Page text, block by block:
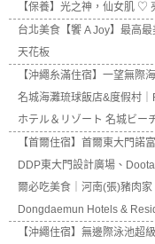
【保養】光之神，仙女肌 ♡
台北美食【饗 A Joy】最高
天花板
【沖繩糸滿住宿】一望無際
名城海灘琉球飯店&度假村
ホテル＆リゾート 名城ビー
【首爾住宿】首爾東大門諾
DDP東大門設計廣場、
爾必吃美食｜河南(張)豬肉
Dongdaemun Hotels &
【沖繩住宿】無邊際泳池